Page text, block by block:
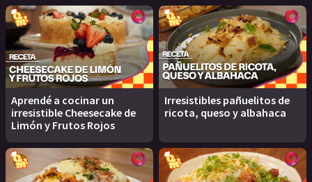
Aprendé a cocinar un
irresistible Cheesecake de
Limón y Frutos Rojos
Irresistibles pañuelitos de
ricota, queso y albahaca